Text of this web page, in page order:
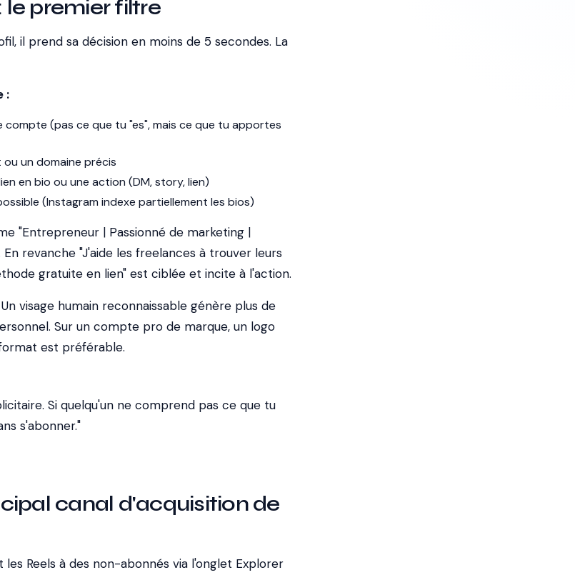
le premier filtre
il prend sa décision en moins de 5 secondes. La
:
compte (pas ce que tu "es", mais ce que tu apportes
un domaine précis
en bio ou une action (DM, story, lien)
(Instagram indexe partiellement les bios)
"Entrepreneur | Passionné de marketing |
revanche "J'aide les freelances à trouver leurs
gratuite en lien" est ciblée et incite à l'action.
visage humain reconnaissable génère plus de
Sur un compte pro de marque, un logo
est préférable.
Si quelqu'un ne comprend pas ce que tu
s'abonner."
canal d'acquisition de
Reels à des non-abonnés via l'onglet Explorer